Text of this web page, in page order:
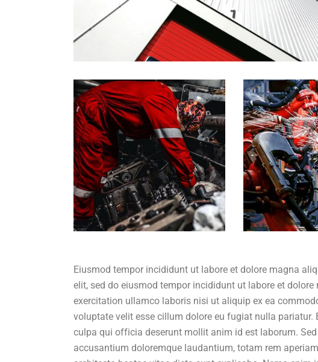
Eiusmod tempor incididunt ut labore et dolore magna
elit, sed do eiusmod tempor incididunt ut labore et
exercitation ullamco laboris nisi ut aliquip ex ea
voluptate velit esse cillum dolore eu fugiat nulla
culpa qui officia deserunt mollit anim id est laborum.
accusantium doloremque laudantium, totam rem